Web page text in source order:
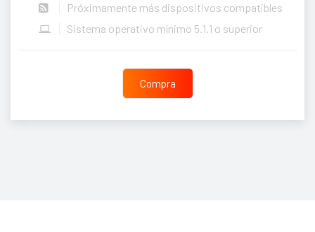
Próximamente más dispositivos compatibles
Sistema operativo mínimo 5.1.1 o superior
Compra